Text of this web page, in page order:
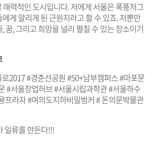
매력적인 도시입니다. 저에게 서울은 폭풍저그
게 알리게 된 근원지라고 할 수 있죠. 저뿐만
꿈, 그리고 희망을 널리 펼칠 수 있는 장소이기
2017 #경춘선공원 #50+남부캠퍼스 #마포문
#서울창업허브 #서울시립과학관 #서울하수
프라자 #여의도지하비밀벙커 # 돈의문박물관
일류를 만든다!!!